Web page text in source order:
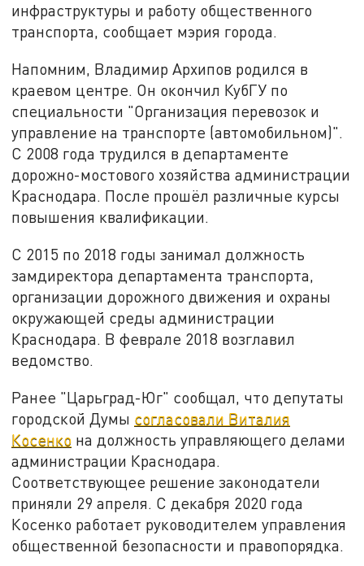
инфраструктуры и работу общественного
транспорта, сообщает мэрия города.
Напомним, Владимир Архипов родился в
краевом центре. Он окончил КубГУ по
специальности "Организация перевозок и
управление на транспорте (автомобильном)".
С 2008 года трудился в департаменте
дорожно-мостового хозяйства администрации
Краснодара. После прошёл различные курсы
повышения квалификации.
С 2015 по 2018 годы занимал должность
замдиректора департамента транспорта,
организации дорожного движения и охраны
окружающей среды администрации
Краснодара. В феврале 2018 возглавил
ведомство.
Ранее "Царьград-Юг" сообщал, что депутаты
городской Думы согласовали Виталия
Косенко на должность управляющего делами
администрации Краснодара.
Соответствующее решение законодатели
приняли 29 апреля. С декабря 2020 года
Косенко работает руководителем управления
общественной безопасности и правопорядка.